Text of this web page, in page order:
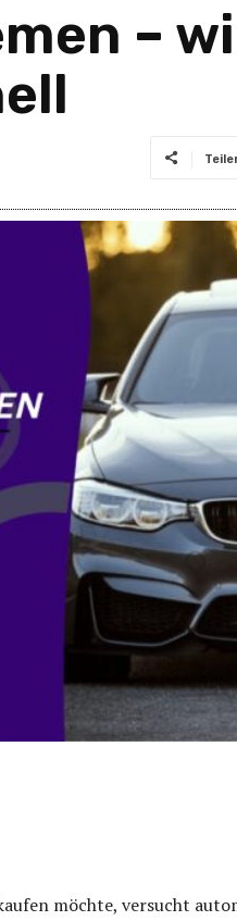
–
möchte, versucht